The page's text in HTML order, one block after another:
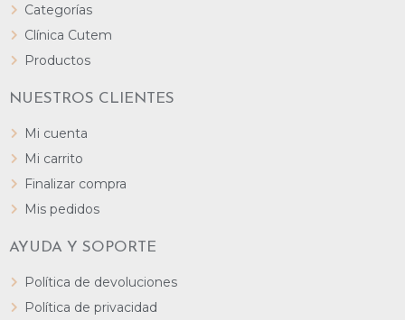
Categorías
Clínica Cutem
Productos
NUESTROS CLIENTES
Mi cuenta
Mi carrito
Finalizar compra
Mis pedidos
AYUDA Y SOPORTE
Política de devoluciones
Política de privacidad